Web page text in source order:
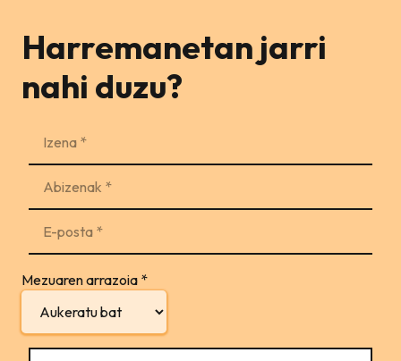
Harremanetan jarri
nahi duzu?
Mezuaren arrazoia *